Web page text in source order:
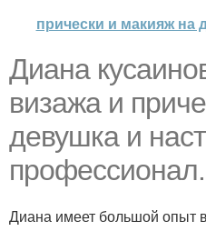
прически и макияж на
Диана
визажа и
девушка и
профессионал.
Диана имеет большой опыт